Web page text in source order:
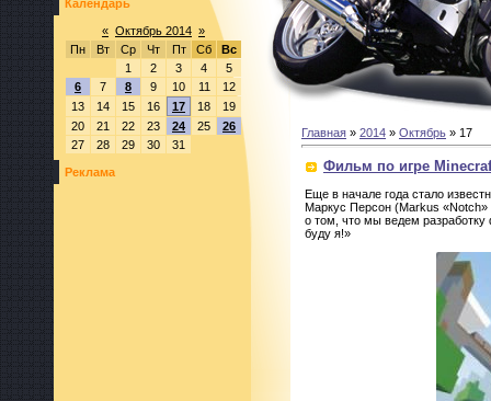
Календарь
« Октябрь 2014 »
Пн
Вт Ср Чт Пт Сб
Вс
1
2 3 4
5
6
7 8 9 10 11
12
13
14 15 16 17 18
19
20
21 22 23 24 25
26
27
28 29 30 31
Реклама
Главная » 2014 » Октябрь » 17
Фильм по игре
Еще в начале года стало
Маркус Персон (Markus «Notch»
о том, что мы ведем разработку
буду я!»